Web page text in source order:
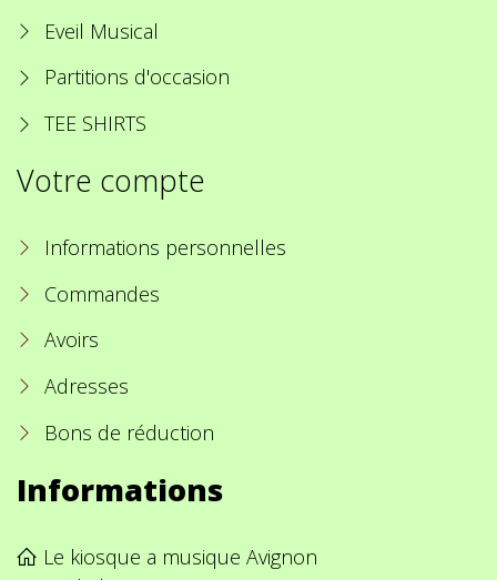
Eveil Musical
Partitions d'occasion
TEE SHIRTS
Votre compte
Informations personnelles
Commandes
Avoirs
Adresses
Bons de réduction
Informations
Le kiosque a musique Avignon